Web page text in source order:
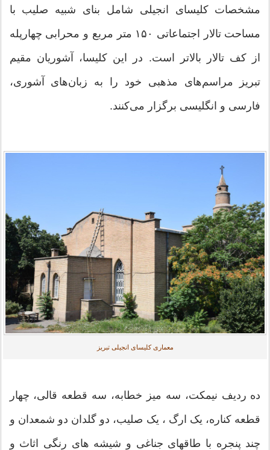
مشخصات کلیسای انجیلی شامل بنای شبیه صلیب با
مساحت تالار اجتماعاتی ۱۵۰ متر مربع و محرابی چهارپله
از کف تالار بالاتر است. در این کلیسا، آشوریان مقیم
تبریز مراسم‌های مذهبی خود را به زبان‌های آشوری،
فارسی و انگلیسی برگزار می‌کنند.
معماری کلیسای انجیلی تبریز
ده ردیف نیمکت، سه میز خطابه، سه قطعه قالی، چهار
قطعه کناره، یک ارگ ، یک صلیب، دو گلدان دو شمعدان و
چند پنجره با طاقهای جناغی و شیشه های رنگی اثاث و